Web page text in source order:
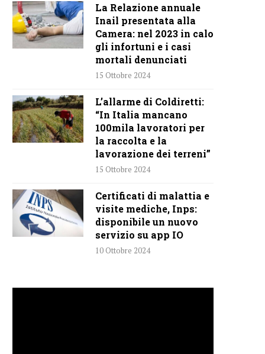
La Relazione annuale
Inail presentata alla
Camera: nel 2023 in calo
gli infortuni e i casi
mortali denunciati
15 Ottobre 2024
L’allarme di Coldiretti:
“In Italia mancano
100mila lavoratori per
la raccolta e la
lavorazione dei terreni”
15 Ottobre 2024
Certificati di malattia e
visite mediche, Inps:
disponibile un nuovo
servizio su app IO
10 Ottobre 2024